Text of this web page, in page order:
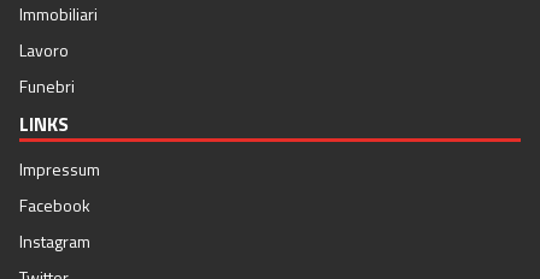
Immobiliari
Lavoro
Funebri
LINKS
Impressum
Facebook
Instagram